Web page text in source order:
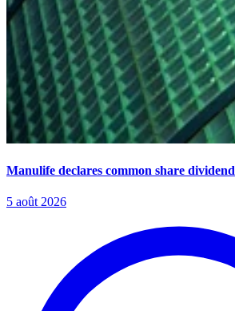
Manulife declares common share dividend
5 août 2026